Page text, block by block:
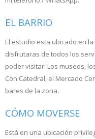
EL BARRIO
El estudio esta ubicado en
disfrutaras de todos los
poder visitar: Los museos,
Con Catedral, el Mercado
bares de la zona.
CÓMO MOVERSE
Está en una ubicación